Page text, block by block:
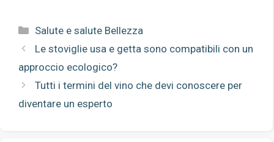
Categorie
Salute e salute Bellezza
Le stoviglie usa e getta sono compatibili con un
approccio ecologico?
Tutti i termini del vino che devi conoscere per
diventare un esperto